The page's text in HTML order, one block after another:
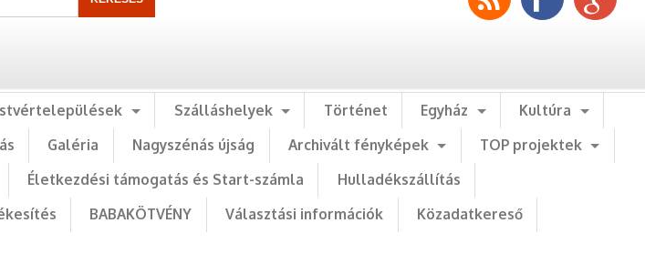
Szálláshelyek Történet Egyház
Kultúra
Galéria Nagyszénás újság Archivált fényképek
TOP projektek
Életkezdési támogatás és Start-számla
Hulladékszállítás
BABAKÖTVÉNY Választási információk
Közadatkereső